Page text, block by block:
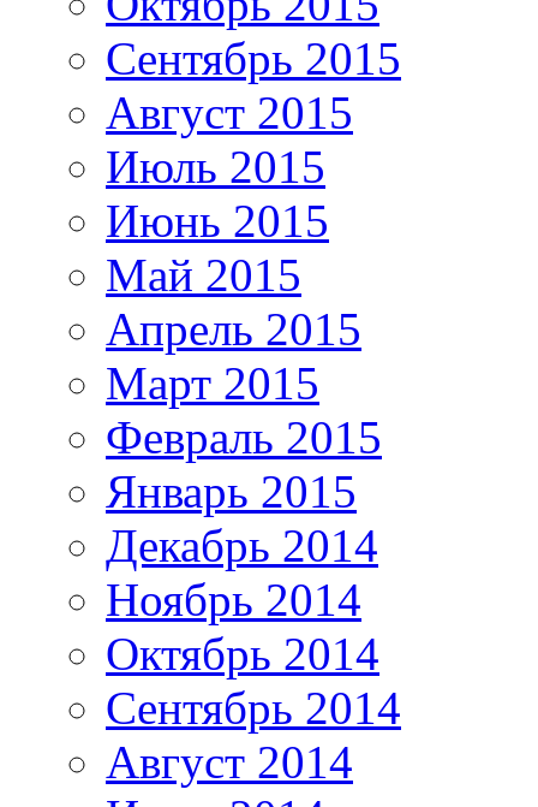
Сентябрь 2015
Август 2015
Июль 2015
Июнь 2015
Май 2015
Апрель 2015
Март 2015
Февраль 2015
Январь 2015
Декабрь 2014
Ноябрь 2014
Октябрь 2014
Сентябрь 2014
Август 2014